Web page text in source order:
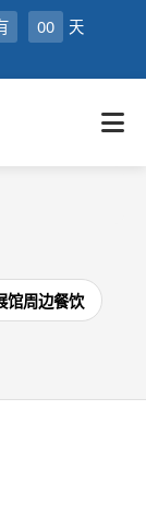
00
天
馆周边餐饮